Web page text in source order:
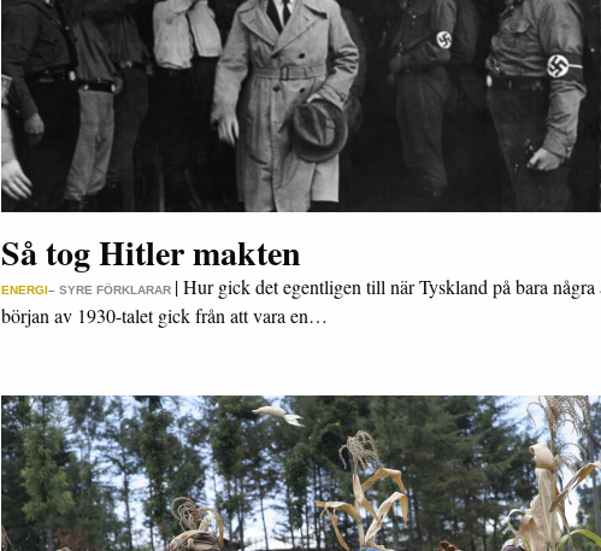
Så tog Hitler makten
ENERGI– SYRE FÖRKLARAR |Hur gick det egentligen till när Tyskland på bara några
början av 1930-talet gick från att vara en…